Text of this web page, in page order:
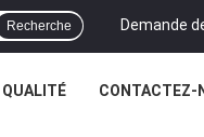
Demande
Recherche
QUALITÉ CONTACTEZ-